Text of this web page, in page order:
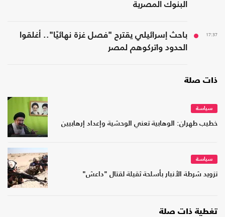
البنوك المصرية
17:37
باحث إسرائيلي يقترح "فصل غزة نهائيًا".. أغلقوا
الحدود واتركوهم لمصر
ذات صلة
سياسة
خطيب طهران: الوهابية تعني الوحشية وإعداد إرهابيين
سياسة
تزويد شرطة الأنبار بأسلحة ثقيلة لقتال "داعش"
تغطية ذات صلة